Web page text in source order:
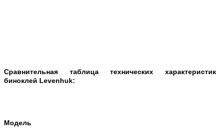
Сравнительная таблица технических характеристик
биноклей Levenhuk:
Модель